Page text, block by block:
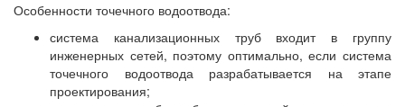
Особенности точечного водоотвода:
система канализационных труб входит в группу
инженерных сетей, поэтому оптимально, если система
точечного водоотвода разрабатывается на этапе
проектирования;